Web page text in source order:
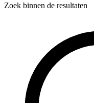
Zoek binnen de resultaten